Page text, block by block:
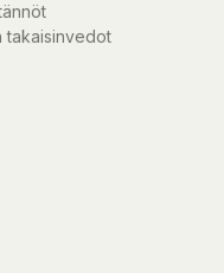
takaisinvedot